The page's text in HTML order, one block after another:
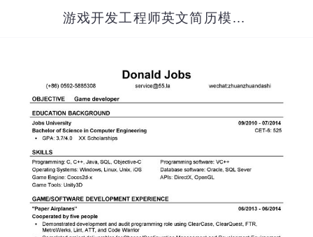
游戏开发工程师英文简历模板（应届生初级岗位）